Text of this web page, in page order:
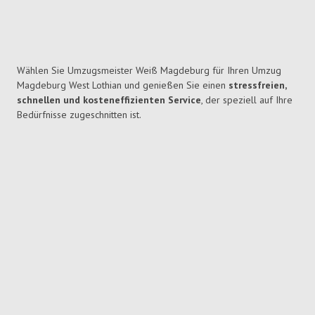
Wählen Sie Umzugsmeister Weiß Magdeburg für Ihren Umzug
Magdeburg West Lothian und genießen Sie einen stressfreien,
schnellen und kosteneffizienten Service, der speziell auf Ihre
Bedürfnisse zugeschnitten ist.